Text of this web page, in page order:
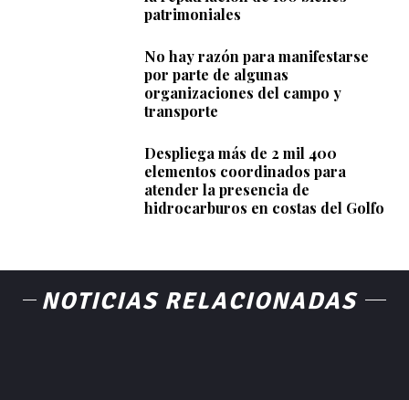
patrimoniales
No hay razón para manifestarse
por parte de algunas
organizaciones del campo y
transporte
Despliega más de 2 mil 400
elementos coordinados para
atender la presencia de
hidrocarburos en costas del Golfo
NOTICIAS RELACIONADAS